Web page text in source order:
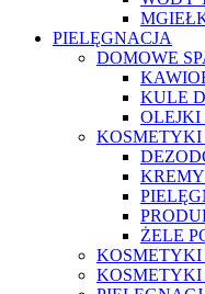
PIELĘGNACJA
DOMOWE
KULE
ŻELE
KOSMETYKI